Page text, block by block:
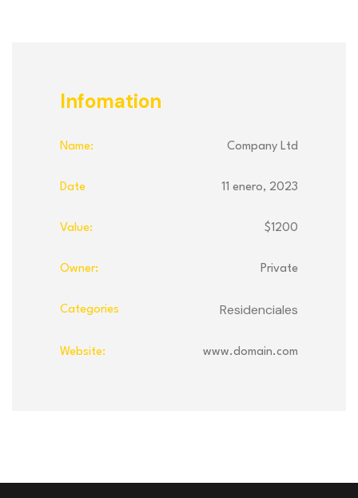
Infomation
Name: Company Ltd
Date 11 enero, 2023
Value: $1200
Owner: Private
Categories Residenciales
Website: www.domain.com